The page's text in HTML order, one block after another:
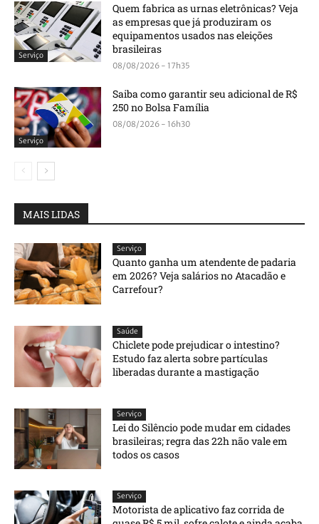
Serviço
Quem fabrica as urnas eletrônicas? Veja
as empresas que já produziram os
equipamentos usados nas eleições
brasileiras
08/08/2026 - 17h35
Serviço
Saiba como garantir seu adicional de R$
250 no Bolsa Família
08/08/2026 - 16h30
MAIS LIDAS
Serviço
Quanto ganha um atendente de padaria
em 2026? Veja salários no Atacadão e
Carrefour?
Saúde
Chiclete pode prejudicar o intestino?
Estudo faz alerta sobre partículas
liberadas durante a mastigação
Serviço
Lei do Silêncio pode mudar em cidades
brasileiras; regra das 22h não vale em
todos os casos
Serviço
Motorista de aplicativo faz corrida de